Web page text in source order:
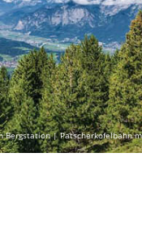
Bergstation |